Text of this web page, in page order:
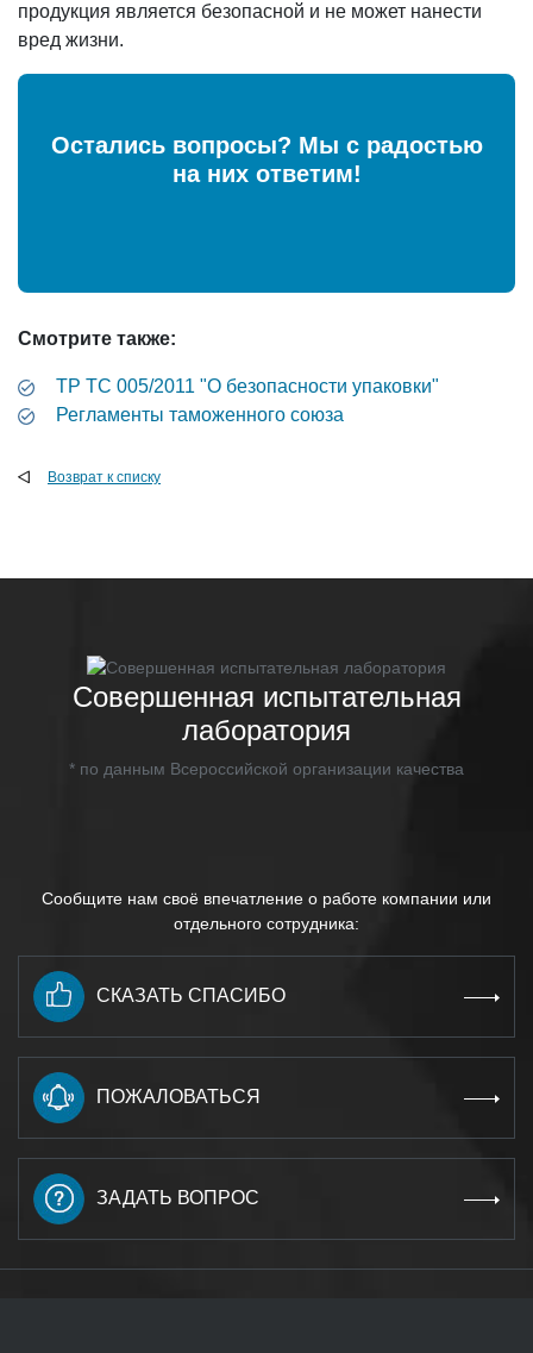
продукция является безопасной и не может нанести
вред жизни.
Остались вопросы? Мы с радостью
на них ответим!
Смотрите также:
ТР ТС 005/2011 "О безопасности упаковки"
Регламенты таможенного союза
Возврат к списку
Совершенная испытательная
лаборатория
* по данным Всероссийской организации качества
Сообщите нам своё впечатление о работе компании или
отдельного сотрудника:
СКАЗАТЬ СПАСИБО
ПОЖАЛОВАТЬСЯ
ЗАДАТЬ ВОПРОС